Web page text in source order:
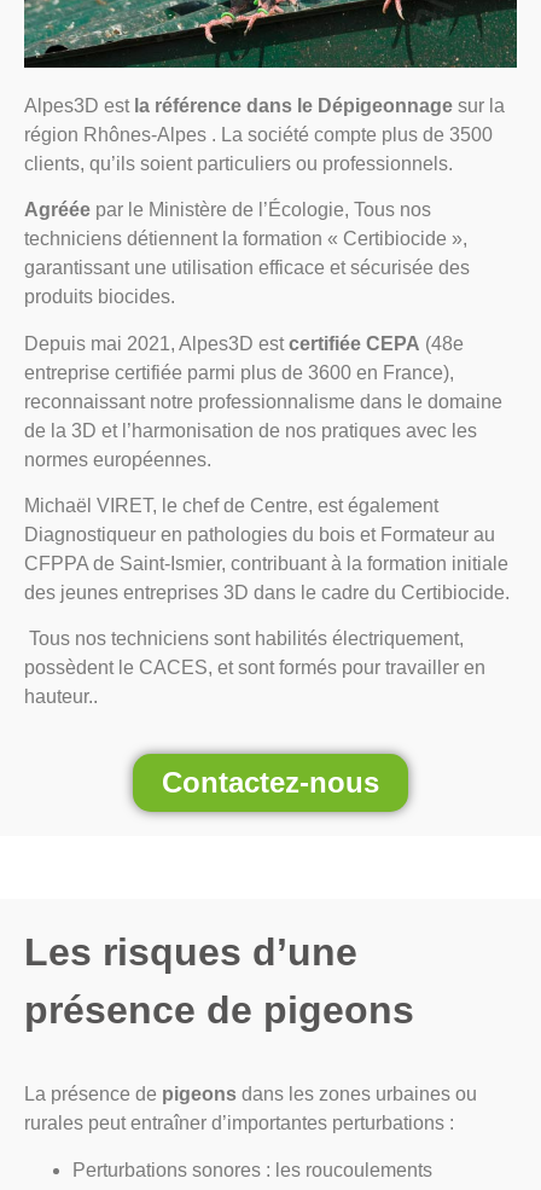
Alpes3D est la référence dans le Dépigeonnage sur la
région Rhônes-Alpes . La société compte plus de 3500
clients, qu’ils soient particuliers ou professionnels.
Agréée par le Ministère de l’Écologie, Tous nos
techniciens détiennent la formation « Certibiocide »,
garantissant une utilisation efficace et sécurisée des
produits biocides.
Depuis mai 2021, Alpes3D estcertifiée CEPA (48e
entreprise certifiée parmi plus de 3600 en France),
reconnaissant notre professionnalisme dans le domaine
de la 3D et l’harmonisation de nos pratiques avec les
normes européennes.
Michaël VIRET, le chef de Centre, est également
Diagnostiqueur en pathologies du bois et Formateur au
CFPPA de Saint-Ismier, contribuant à la formation initiale
des jeunes entreprises 3D dans le cadre du Certibiocide.
Tous nos techniciens sont habilités électriquement,
possèdent le CACES, et sont formés pour travailler en
hauteur..
Contactez-nous
Les risques d’une
présence de pigeons
La présence de pigeons dans les zones urbaines ou
rurales peut entraîner d’importantes perturbations :
Perturbations sonores : les roucoulements